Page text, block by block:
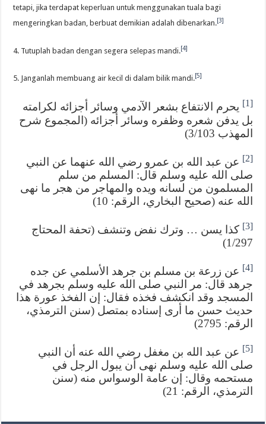
tetapi, jika terdapat keperluan untuk menggunakan tuala bagi
mengeringkan badan, berbuat demikian adalah dibenarkan.[3]
4. Tutuplah badan dengan segera selepas mandi.[4]
5. Janganlah membuang air kecil di dalam bilik mandi.[5]
[1]
يحرم الانتفاع بشعر الآدمي وسائر أجزائه لكرامته
بل يدفن شعره وظفره وسائر أجزائه (المجموع شرح
المهذب 3/103)
[2]
عن عبد الله بن عمرو رضي الله عنهما عن النبي
صلى الله عليه وسلم قال: المسلم من سلم
المسلمون من لسانه ويده والمهاجر من هجر ما نهى
الله عنه (صحيح البخاري، الرقم: 10)
[3]
كذا يسن … وترك نفض وتنشف (تحفة المحتاج
1/297)
[4]
عن زرعة بن مسلم بن جرهد الأسلمي عن جده
جرهد قال: مر النبي صلى الله عليه وسلم بجرهد في
المسجد وقد انكشف فخذه فقال: إن الفخذ عورة هذا
حديث حسن ما أرى إسناده بمتصل (سنن الترمذي،
الرقم: 2795)
[5]
عن عبد الله بن مغفل رضي الله عنه أن النبي
صلى الله عليه وسلم نهى أن يبول الرجل في
مستحمه وقال: إن عامة الوسواس منه (سنن
الترمذي، الرقم: 21)